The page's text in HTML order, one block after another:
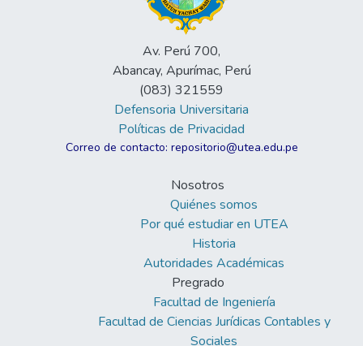
Av. Perú 700,
Abancay, Apurímac, Perú
(083) 321559
Defensoria Universitaria
Políticas de Privacidad
Correo de contacto: repositorio@utea.edu.pe
Nosotros
Quiénes somos
Por qué estudiar en UTEA
Historia
Autoridades Académicas
Pregrado
Facultad de Ingeniería
Facultad de Ciencias Jurídicas Contables y
Sociales